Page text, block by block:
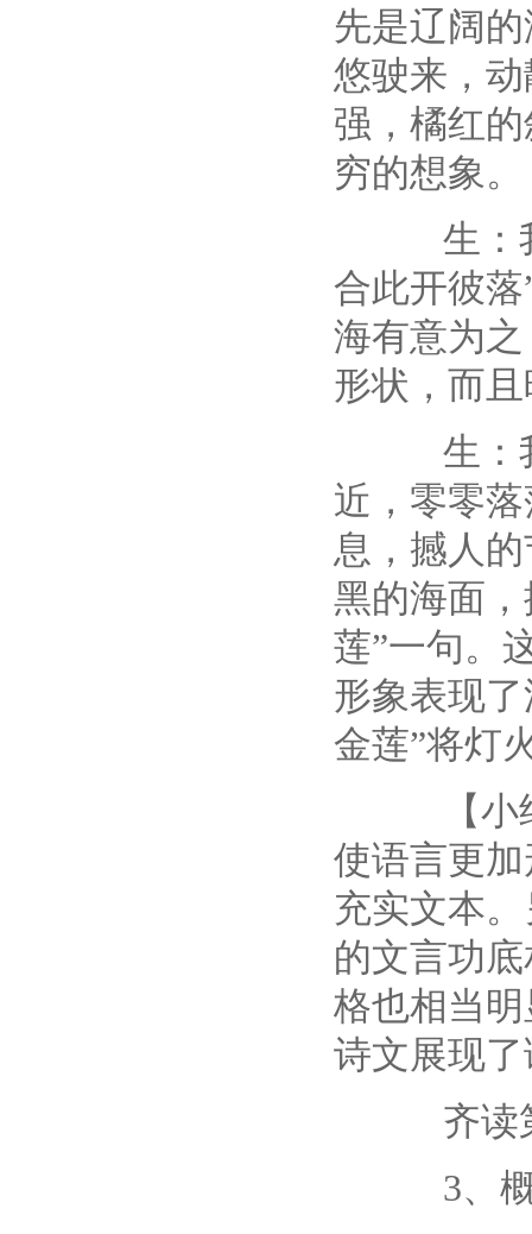
先是辽阔
悠驶来，
强，橘红
穷的想象。
生：我
合此开彼落
海有意为
形状，而
生：我
近，零零
息，撼人
黑的海面
莲”一句。
形象表现
金莲”将灯
【小结
使语言更
充实文本
的文言功
格也相当
诗文展现
齐读第
3、概